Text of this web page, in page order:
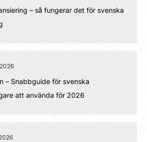
– så fungerar det för svenska
– Snabbguide för svenska
att använda för 2026